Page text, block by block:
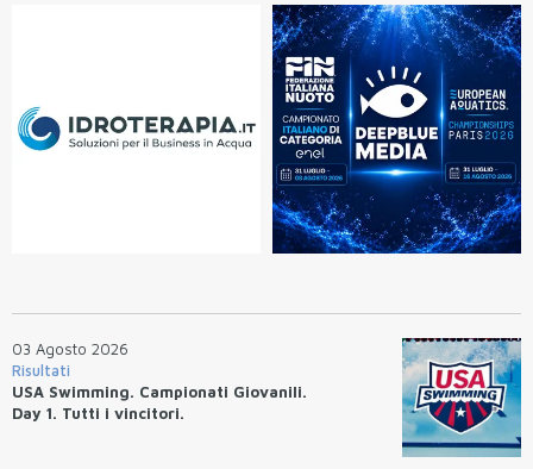
03 Agosto 2026
Risultati
USA Swimming. Campionati Giovanili.
Day 1. Tutti i vincitori.